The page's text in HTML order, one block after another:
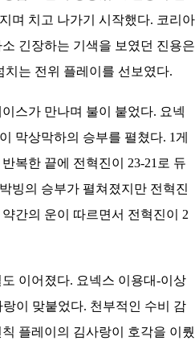
며 치고 나가기 시작했다. 코리아
긴장하는 기색을 보였던 진용은
는 전위 플레이를 선보였다.
스가 만나며 불이 붙었다. 요넥
막상막하의 승부를 펼쳤다. 1게
복한 끝에 전혁진이 23-21로 듀
빙의 승부가 펼쳐졌지만 전혁진
간의 운이 따르면서 전혁진이 2
이어졌다. 요넥스 이용대-이상
이 맞붙었다. 천부적인 수비 감
플레이의 김사랑이 호각을 이뤘